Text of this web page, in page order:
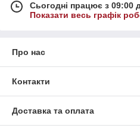
Сьогодні працює з 09:00
Показати весь графік
Про нас
Контакти
Доставка та оплата